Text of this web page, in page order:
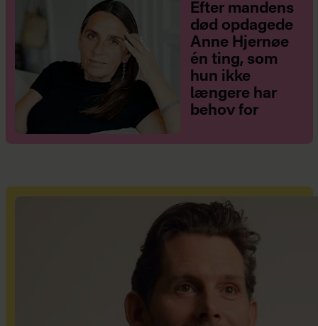
Efter mandens
død opdagede
Anne Hjernøe
én ting, som
hun ikke
længere har
behov for